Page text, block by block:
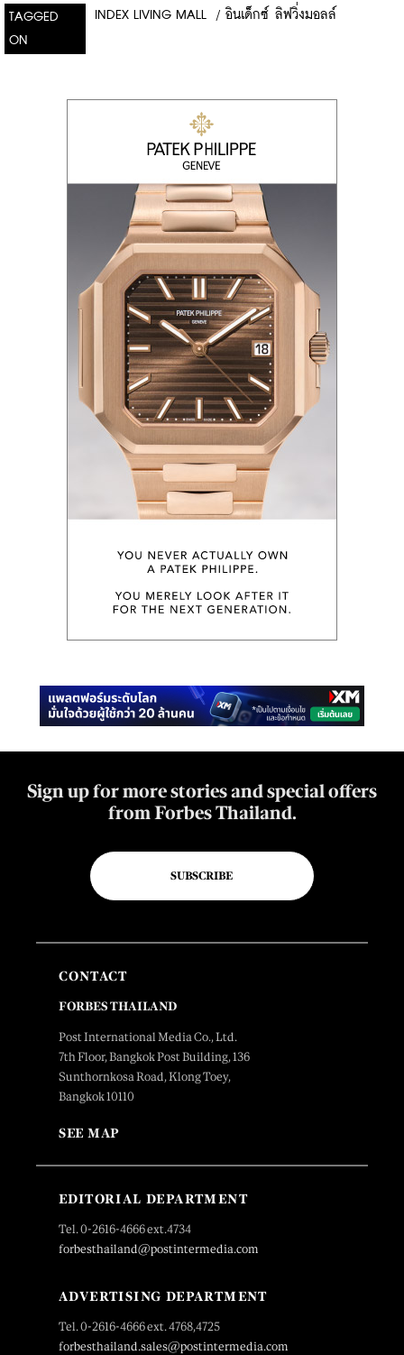
TAGGED
ON
INDEX LIVING MALL / อินเด็กซ์ ลิฟวิ่งมอลล์
Sign up for more stories and special offers
from Forbes Thailand.
SUBSCRIBE
CONTACT
FORBES THAILAND
Post International Media Co., Ltd.
7th Floor, Bangkok Post Building, 136
Sunthornkosa Road, Klong Toey,
Bangkok 10110
SEE MAP
EDITORIAL DEPARTMENT
Tel. 0-2616-4666 ext.4734
forbesthailand@postintermedia.com
ADVERTISING DEPARTMENT
Tel. 0-2616-4666 ext. 4768,4725
forbesthailand.sales@postintermedia.com